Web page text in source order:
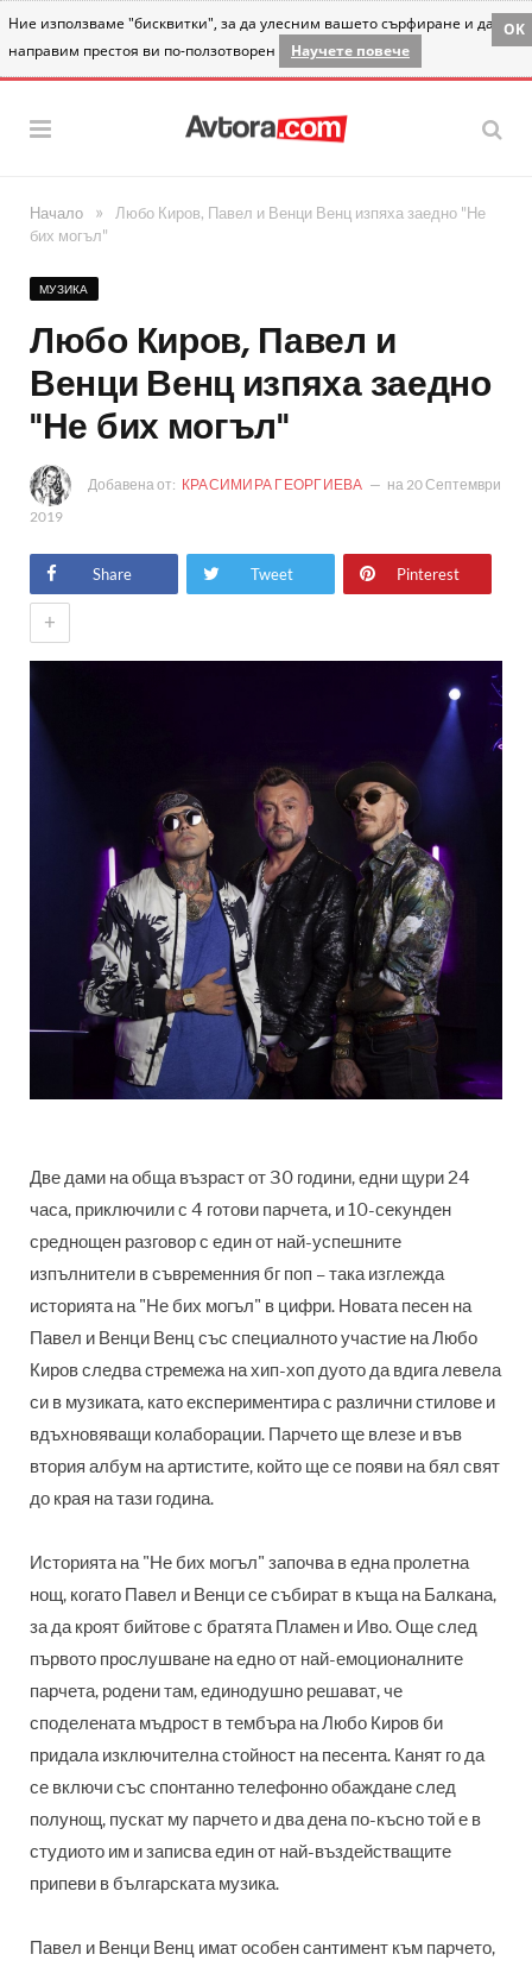
Ние използваме "бисквитки", за да улесним вашето сърфиране и да
направим престоя ви по-ползотворен
Научете повече
OK
Начало »
Любо Киров, Павел и Венци Венц изпяха заедно "Не
бих могъл"
МУЗИКА
Любо Киров, Павел и
Венци Венц изпяха заедно
"Не бих могъл"
Добавена от: КРАСИМИРА ГЕОРГИЕВА на 20 Септември
2019
Share Tweet Pinterest
+
Две дами на обща възраст от 30 години, едни щури 24
часа, приключили с 4 готови парчета, и 10-секунден
среднощен разговор с един от най-успешните
изпълнители в съвременния бг поп – така изглежда
историята на "Не бих могъл" в цифри. Новата песен на
Павел и Венци Венц със специалното участие на Любо
Киров следва стремежа на хип-хоп дуото да вдига левела
си в музиката, като експериментира с различни стилове и
вдъхновяващи колаборации. Парчето ще влезе и във
втория албум на артистите, който ще се появи на бял свят
до края на тази година.
Историята на "Не бих могъл" започва в една пролетна
нощ, когато Павел и Венци се събират в къща на Балкана,
за да кроят бийтове с братята Пламен и Иво. Още след
първото прослушване на едно от най-емоционалните
парчета, родени там, единодушно решават, че
споделената мъдрост в тембъра на Любо Киров би
придала изключителна стойност на песента. Канят го да
се включи със спонтанно телефонно обаждане след
полунощ, пускат му парчето и два дена по-късно той е в
студиото им и записва един от най-въздействащите
припеви в българската музика.
Павел и Венци Венц имат особен сантимент към парчето,